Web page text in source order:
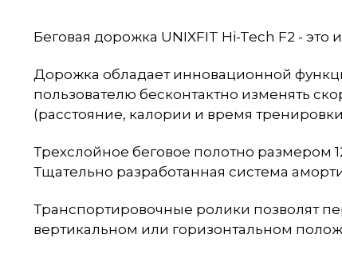
Беговая дорожка UNIXFIT Hi-Tech F2 -
Дорожка обладает инновационной
пользователю бесконтактно изменять
(расстояние, калории и время
Трехслойное беговое полотно размером
Тщательно разработанная система
Транспортировочные ролики позволят
вертикальном или горизонтальном